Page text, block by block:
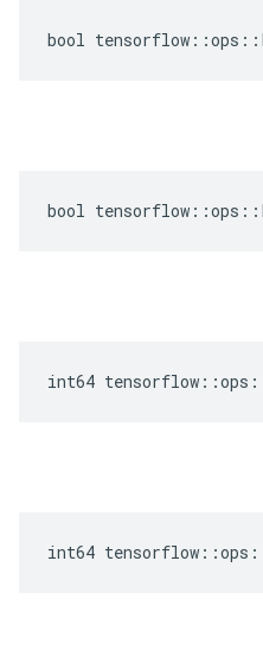
bool
bool
int64
int64